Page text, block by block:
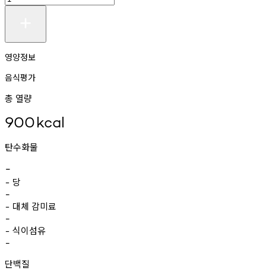
영양정보
음식평가
총 열량
900kcal
탄수화물
-
- 당
-
- 대체 감미료
-
- 식이섬유
-
단백질